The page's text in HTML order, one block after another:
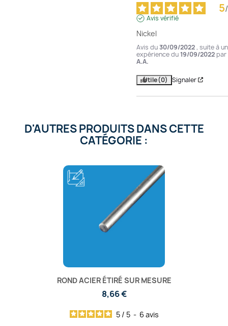
5/
Avis vérifié
Nickel
Avis du 30/09/2022, suite à
expérience du19/09/2022 par
A.A.
Utile(0) Signaler
D'AUTRES PRODUITS DANS CETTE
CATÉGORIE :
ROND ACIER ÉTIRÉ SUR MESURE
8,66 €
5 / 5 - 6 avis